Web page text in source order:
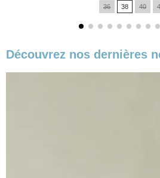
36 38 40
Découvrez nos dernières